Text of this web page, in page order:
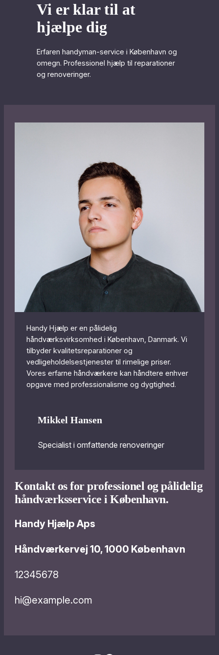
Vi er klar til at
hjælpe dig
Erfaren handyman-service i København og
omegn. Professionel hjælp til reparationer
og renoveringer.
Handy Hjælp er en pålidelig
håndværksvirksomhed i København, Danmark. Vi
tilbyder kvalitetsreparationer og
vedligeholdelsestjenester til rimelige priser.
Vores erfarne håndværkere kan håndtere enhver
opgave med professionalisme og dygtighed.
Mikkel Hansen
Specialist i omfattende renoveringer
Kontakt os for professionel og pålidelig
håndværksservice i København.
Handy Hjælp Aps
Håndværkervej 10, 1000 København
12345678
hi@example.com